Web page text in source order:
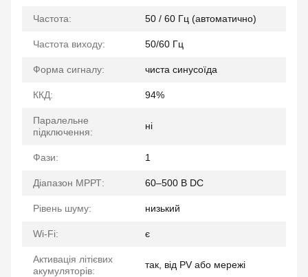
Частота: 50 / 60 Гц (автоматично)
Частота виходу: 50/60 Гц
Форма сигналу: чиста синусоїда
ККД: 94%
Паралельне
підключення:
ні
Фази: 1
Діапазон МРРТ: 60–500 В DC
Рівень шуму: низький
Wi-Fi: є
Активація літієвих
акумуляторів:
так, від PV або мережі